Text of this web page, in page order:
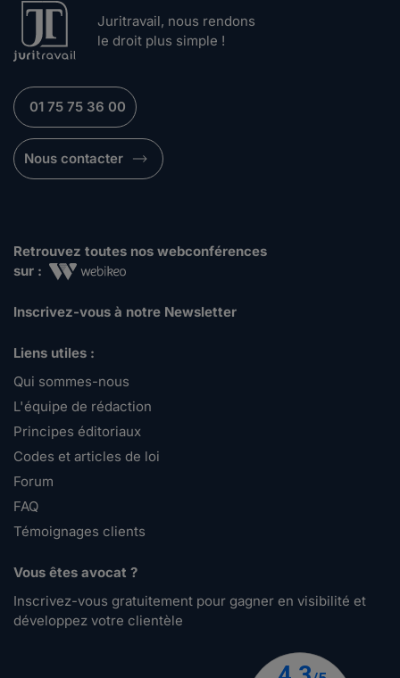
Juritravail, nous rendons
le droit plus simple !
01 75 75 36 00
Nous contacter
Retrouvez toutes nos webconférences
sur :
Inscrivez-vous à notre Newsletter
Liens utiles :
Qui sommes-nous
L'équipe de rédaction
Principes éditoriaux
Codes et articles de loi
Forum
FAQ
Témoignages clients
Vous êtes avocat ?
Inscrivez-vous gratuitement pour gagner en visibilité et
développez votre clientèle